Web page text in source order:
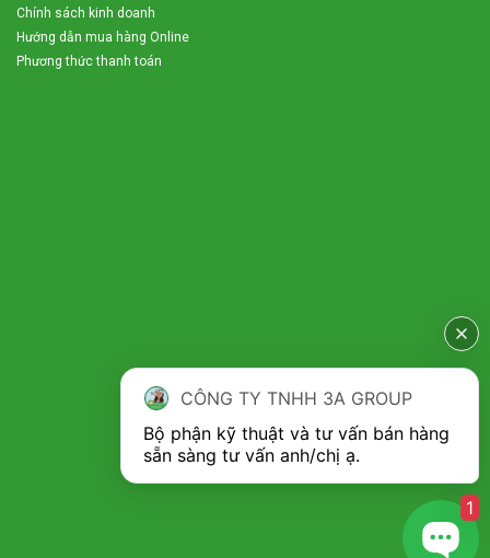
Lưu ý khi sử dụng Máy nghiền xương lợn 3A5,5Kw:
đồng 4 x 4 và nối dây dẫn điện qua một cầu dao riêng. Tắt
cầu dao điện trước khi nối điện. Nối dây vào aptomat trên
Chính sách kinh doanh
Hướng dẫn mua hàng Online
Phương thức thanh toán
CÔNG TY TNHH 3A GROUP
Bộ phận kỹ thuật và tư vấn bán hàng
1